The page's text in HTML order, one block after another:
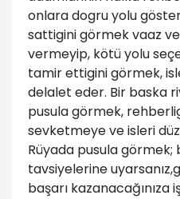
onlara dogru yolu
sattigini görmek vaaz
vermeyip, kötü yolu
tamir ettigini görmek,
delalet eder. Bir baska
pusula görmek,
sevketmeye ve isleri
Rüyada pusula görmek;
tavsiyelerine
başarı kazanacağınıza